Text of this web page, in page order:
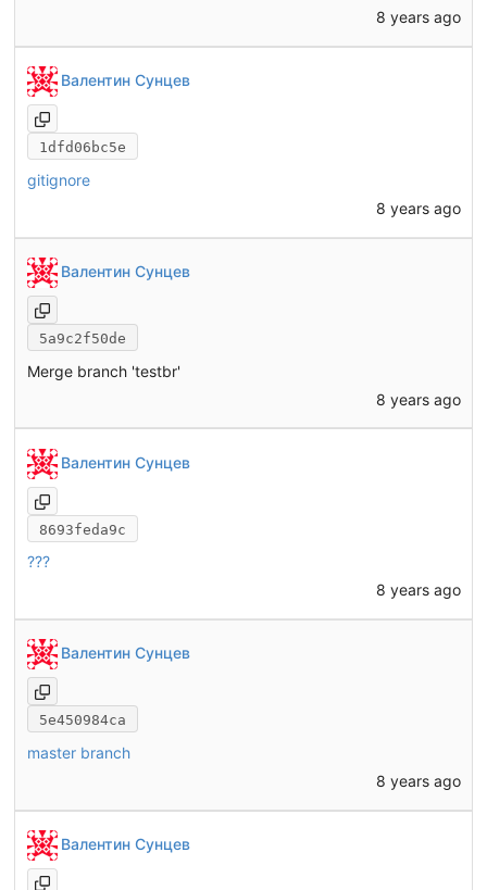
8 years ago
Валентин Сунцев
1dfd06bc5e
gitignore
8 years ago
Валентин Сунцев
5a9c2f50de
Merge branch 'testbr'
8 years ago
Валентин Сунцев
8693feda9c
???
8 years ago
Валентин Сунцев
5e450984ca
master branch
8 years ago
Валентин Сунцев